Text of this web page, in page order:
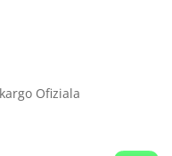
Ofiziala